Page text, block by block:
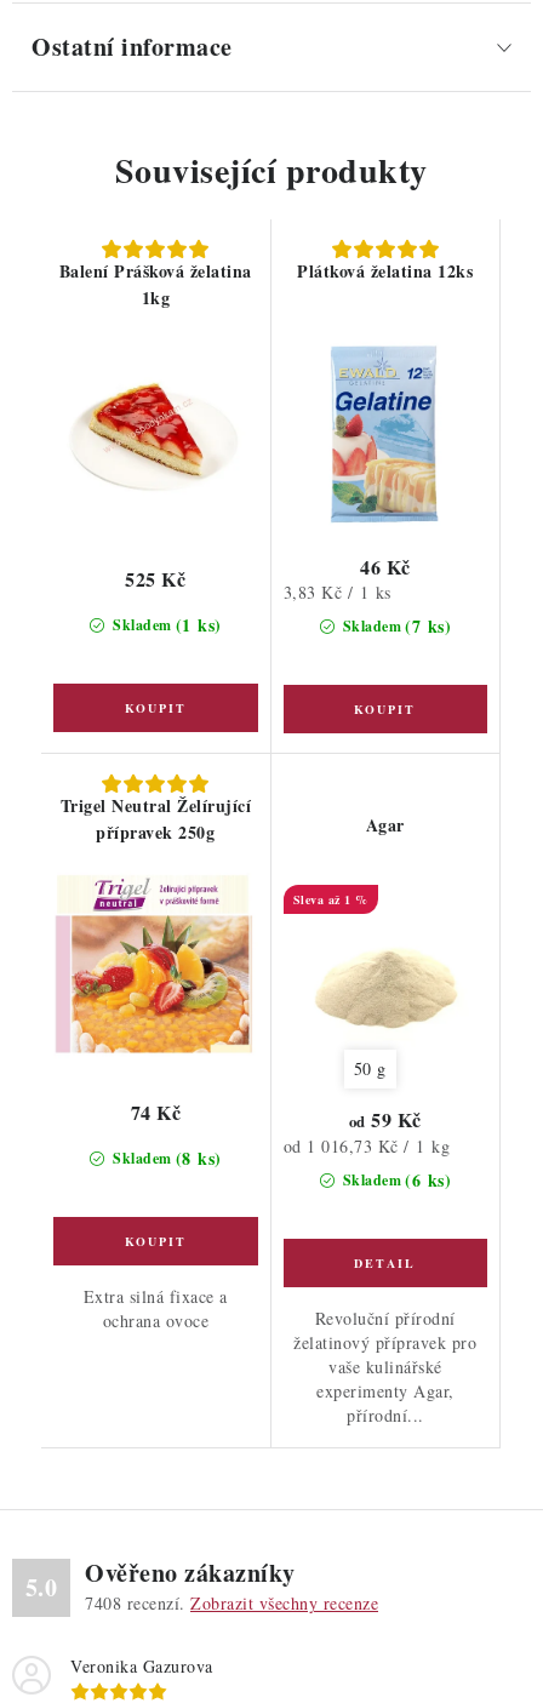
Ostatní informace
Související produkty
Balení Prášková želatina
1kg
Skladem (1 ks)
525 Kč
Plátková želatina 12ks
Skladem(7 ks)
46 Kč
Měrná
3,83 Kč / 1 ks
Trigel Neutral Želírující
přípravek 250g
Skladem (8 ks)
74 Kč
Extra silná fixace a
ochrana ovoce
Agar
až 1 %
50 g
Skladem(6 ks)
od 59 Kč
Měrná
od 1 016,73 Kč / 1 kg
Revoluční přírodní
želatinový přípravek pro
vaše kulinářské
experimenty Agar,
přírodní...
5.0 Ověřeno zákazníky
7408 recenzí. Zobrazit všechny recenze
Veronika Gazurova